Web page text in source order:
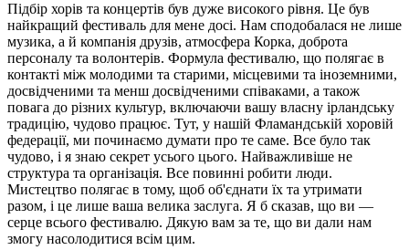
Підбір хорів та концертів був дуже високого рівня. Це був
найкращий фестиваль для мене досі. Нам сподобалася не лише
музика, а й компанія друзів, атмосфера Корка, доброта
персоналу та волонтерів. Формула фестивалю, що полягає в
контакті між молодими та старими, місцевими та іноземними,
досвідченими та менш досвідченими співаками, а також
повага до різних культур, включаючи вашу власну ірландську
традицію, чудово працює. Тут, у нашій Фламандській хоровій
федерації, ми починаємо думати про те саме. Все було так
чудово, і я знаю секрет усього цього. Найважливіше не
структура та організація. Все повинні робити люди.
Мистецтво полягає в тому, щоб об'єднати їх та утримати
разом, і це лише ваша велика заслуга. Я б сказав, що ви —
серце всього фестивалю. Дякую вам за те, що ви дали нам
змогу насолодитися всім цим.